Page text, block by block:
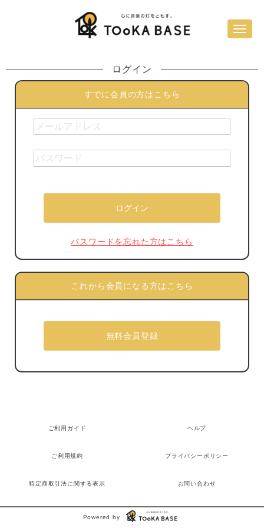
ログイン
すでに会員の方はこちら
パスワードを忘れた方はこちら
これから会員になる方はこちら
ご利用ガイド ヘルプ
ご利用規約 プライバシーポリシー
特定商取引法に関する表示 お問い合わせ
Powered by